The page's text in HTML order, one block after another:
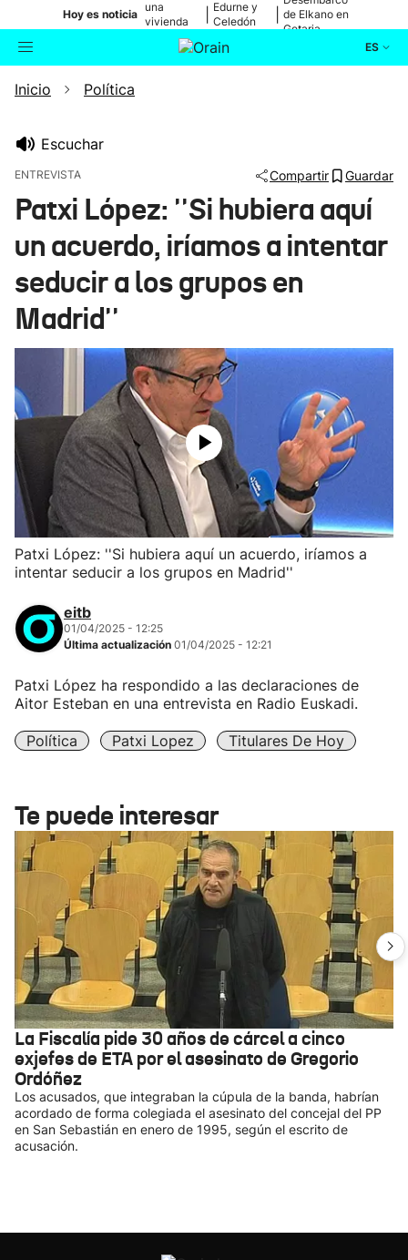
Hoy es noticia
una
vivienda
de Bilbao
Edurne y
Celedón
de Elkano en
Getaria
ES
Buscador
Ikusmiran
Eguraldia
Inicio Política
Escuchar
ENTREVISTA Compartir Guardar
Patxi López: ''Si hubiera aquí
un acuerdo, iríamos a intentar
seducir a los grupos en
Madrid''
Patxi López: ''Si hubiera aquí un acuerdo, iríamos a
intentar seducir a los grupos en Madrid''
eitb
01/04/2025 - 12:25
Última actualización 01/04/2025 - 12:21
Patxi López ha respondido a las declaraciones de
Aitor Esteban en una entrevista en Radio Euskadi.
Política Patxi Lopez Titulares De Hoy
Te puede interesar
La Fiscalía pide 30 años de cárcel a cinco
exjefes de ETA por el asesinato de Gregorio
Ordóñez
Los acusados, que integraban la cúpula de la banda, habrían
acordado de forma colegiada el asesinato del concejal del PP
en San Sebastián en enero de 1995, según el escrito de
acusación.